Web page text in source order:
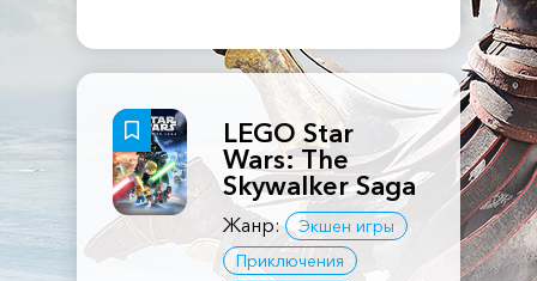
LEGO Star
Wars: The
Skywalker Saga
Жанр:
Экшен игры
Приключения